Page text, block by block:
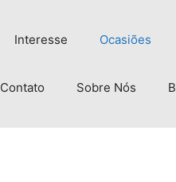
Interesse Ocasiões
Contato Sobre Nós